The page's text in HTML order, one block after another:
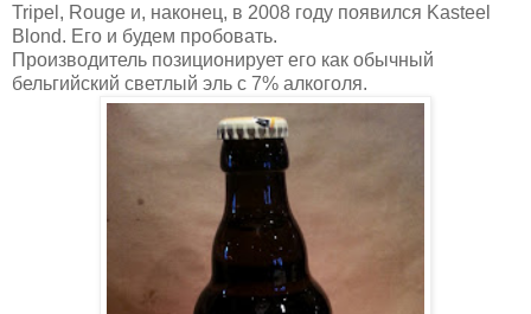
Tripel, Rouge и, наконец, в 2008 году появился Kasteel
Blond. Его и будем пробовать.
Производитель позиционирует его как обычный
бельгийский светлый эль с 7% алкоголя.